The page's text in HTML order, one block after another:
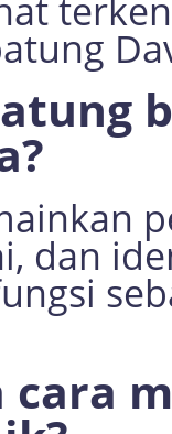
dan
cara